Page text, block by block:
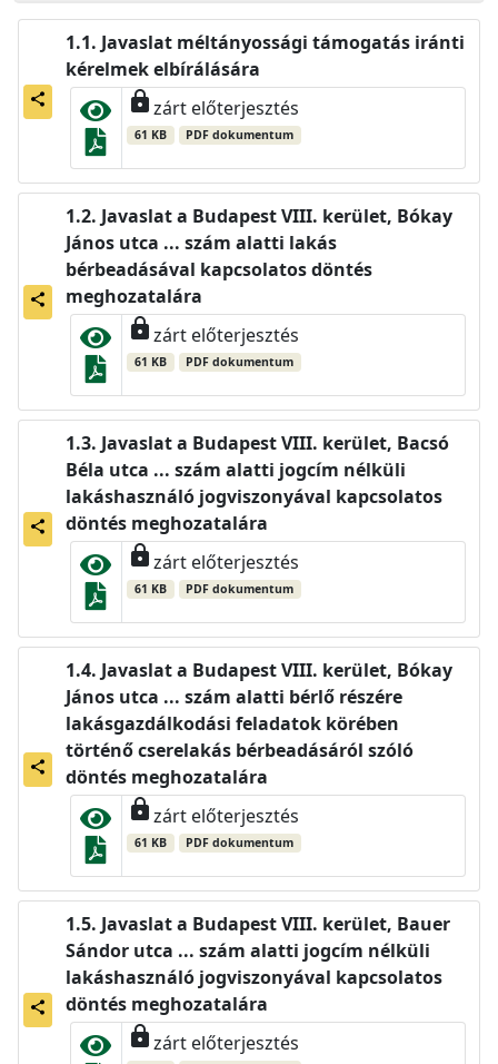
share
Javaslat méltányossági támogatás iránti
kérelmek elbírálására
lockzárt előterjesztés
61 KB PDF dokumentum
share
Javaslat a Budapest VIII. kerület, Bókay
János utca ... szám alatti lakás
bérbeadásával kapcsolatos döntés
meghozatalára
lockzárt előterjesztés
61 KB PDF dokumentum
share
Javaslat a Budapest VIII. kerület, Bacsó
Béla utca ... szám alatti jogcím nélküli
lakáshasználó jogviszonyával kapcsolatos
döntés meghozatalára
lockzárt előterjesztés
61 KB PDF dokumentum
share
Javaslat a Budapest VIII. kerület, Bókay
János utca ... szám alatti bérlő részére
lakásgazdálkodási feladatok körében
történő cserelakás bérbeadásáról szóló
döntés meghozatalára
lockzárt előterjesztés
61 KB PDF dokumentum
share
Javaslat a Budapest VIII. kerület, Bauer
Sándor utca ... szám alatti jogcím nélküli
lakáshasználó jogviszonyával kapcsolatos
döntés meghozatalára
lockzárt előterjesztés